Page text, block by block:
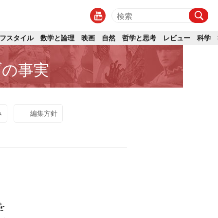
スタイル 数学と論理 映画 自然 哲学と思考 レビュー 科学
事実
編集方針